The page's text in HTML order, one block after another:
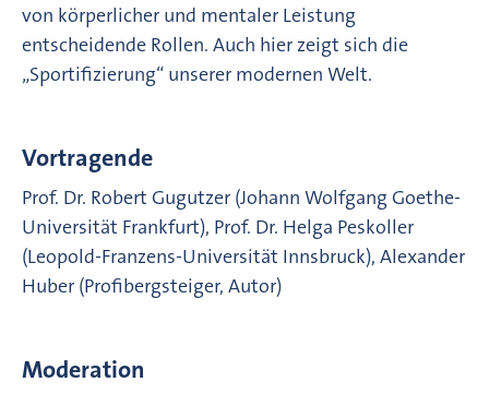
von körperlicher und mentaler Leistung
entscheidende Rollen. Auch hier zeigt sich die
„Sportifizierung“ unserer modernen Welt.
Vortragende
Prof. Dr. Robert Gugutzer (Johann Wolfgang Goethe-
Universität Frankfurt), Prof. Dr. Helga Peskoller
(Leopold-Franzens-Universität Innsbruck), Alexander
Huber (Profibergsteiger, Autor)
Moderation